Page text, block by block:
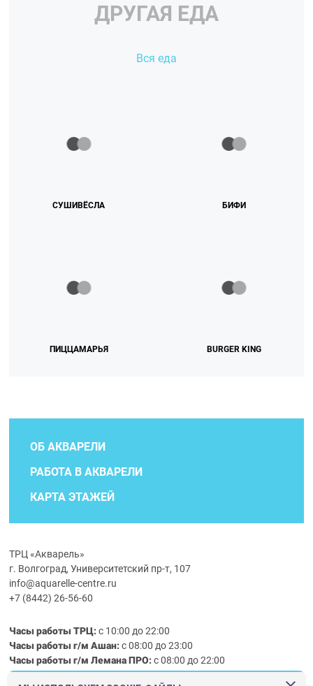
ДРУГАЯ ЕДА
Вся еда
СУШИВЁСЛА БИФИ
ПИЦЦАМАРЬЯ BURGER KING
ОБ АКВАРЕЛИ
РАБОТА В АКВАРЕЛИ
КАРТА ЭТАЖЕЙ
ТРЦ «Акварель»
г. Волгоград, Университетский пр-т, 107
info@aquarelle-centre.ru
+7 (8442) 26-56-60
Часы работы ТРЦ:с 10:00 до 22:00
Часы работы г/м Ашан:с 08:00 до 23:00
Часы работыг/мЛемана ПРО:с 08:00 до 22:00